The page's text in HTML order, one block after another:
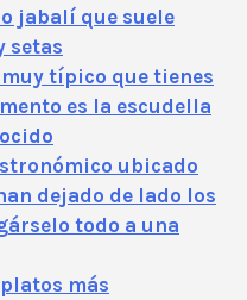
jabalí que suele
setas
típico que tienes
es la escudella
ubicado
dejado de lado los
todo a una
más